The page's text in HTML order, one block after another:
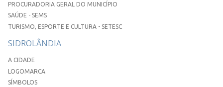
PROCURADORIA GERAL DO MUNICÍPIO
SAÚDE - SEMS
TURISMO, ESPORTE E CULTURA - SETESC
SIDROLÂNDIA
A CIDADE
LOGOMARCA
SÍMBOLOS